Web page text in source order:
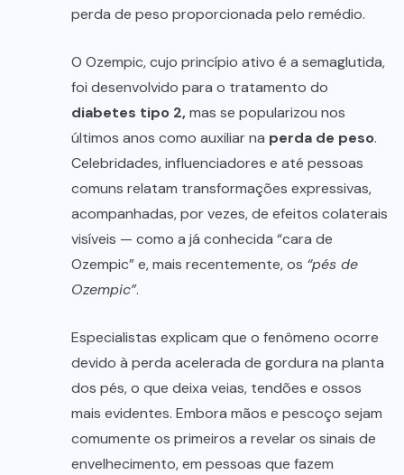
perda de peso proporcionada pelo remédio.
O Ozempic, cujo princípio ativo é a semaglutida,
foi desenvolvido para o tratamento do
diabetes tipo 2,mas se popularizou nos
últimos anos como auxiliar na perda de peso.
Celebridades, influenciadores e até pessoas
comuns relatam transformações expressivas,
acompanhadas, por vezes, de efeitos colaterais
visíveis — como a já conhecida “cara de
Ozempic” e, mais recentemente, os “pés de
Ozempic”.
Especialistas explicam que o fenômeno ocorre
devido à perda acelerada de gordura na planta
dos pés, o que deixa veias, tendões e ossos
mais evidentes. Embora mãos e pescoço sejam
comumente os primeiros a revelar os sinais de
envelhecimento, em pessoas que fazem